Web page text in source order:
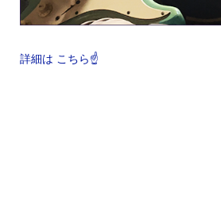
詳細は こちら☝️